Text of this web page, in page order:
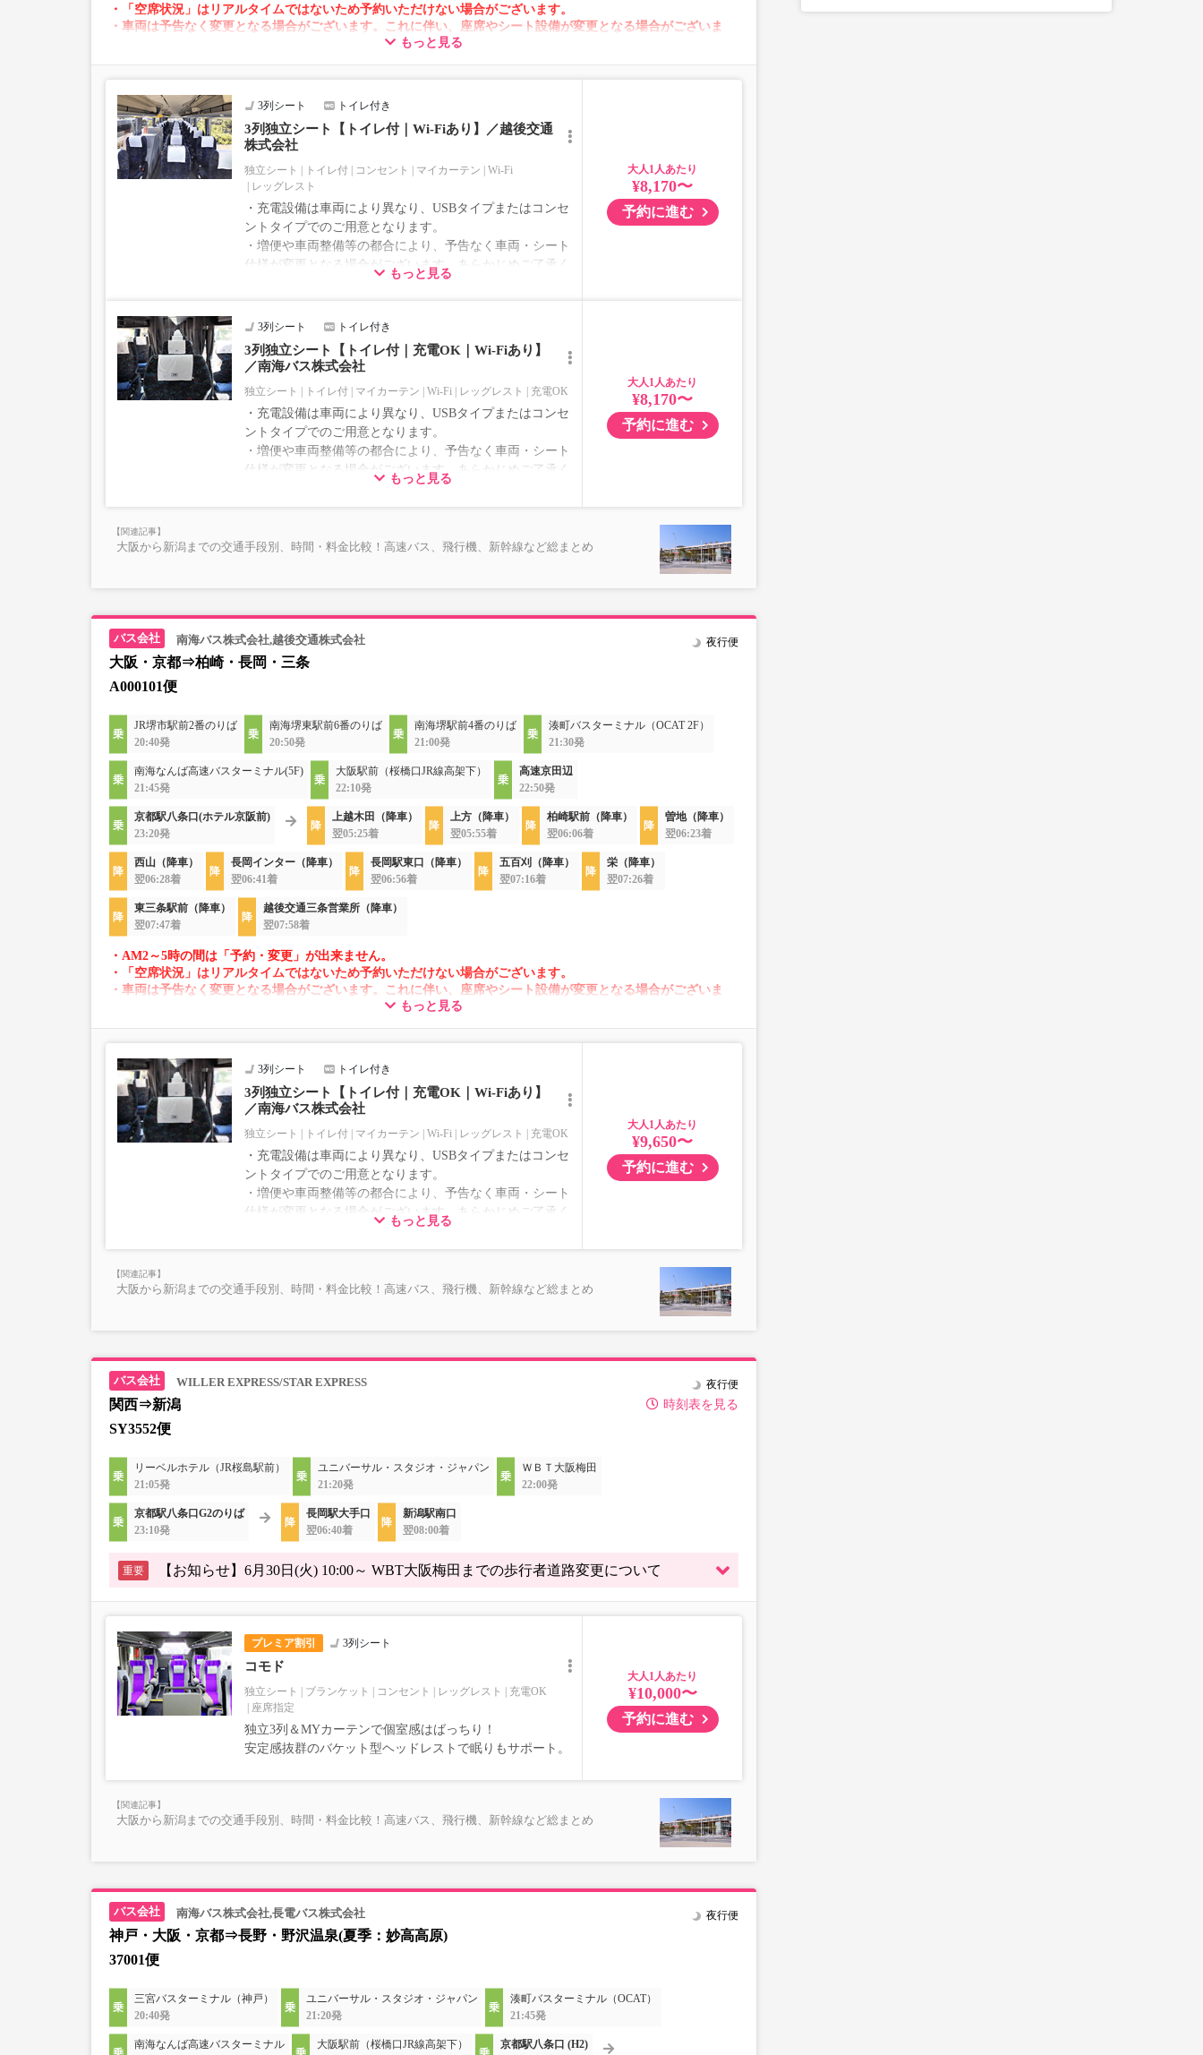
・「空席状況」はリアルタイムではないため予約いただけない場合がございます。
・車両は予告なく変更となる場合がございます。これに伴い、座席やシート設備が変更となる場合がございま
もっと見る
3列シート トイレ付き
3列独立シート【トイレ付｜Wi-Fiあり】／越後交通
株式会社
独立シート トイレ付 コンセント マイカーテン
Wi-Fi
レッグレスト
・充電設備は車両により異なり、USBタイプまたはコンセ
ントタイプでのご用意となります。
・増便や車両整備等の都合により、予告なく車両・シート
仕様が変更となる場合がございます。あらかじめご了承く
もっと見る
大人
¥8,170〜
予約に進む
3列シート トイレ付き
3列独立シート【トイレ付｜充電OK｜Wi-Fiあり】
／南海バス株式会社
独立シート トイレ付 マイカーテン Wi-Fi レッグレスト 充電OK
・充電設備は車両により異なり、USBタイプまたはコンセ
ントタイプでのご用意となります。
・増便や車両整備等の都合により、予告なく車両・シート
仕様が変更となる場合がございます。あらかじめご了承く
もっと見る
大人
¥8,170〜
予約に進む
大阪から新潟までの交通手段別、時間・料金比較！高速バス、飛行機、新幹線など総まとめ
南海バス株式会社,越後交通株式会社
大阪・京都⇒柏崎・長岡・三条
A000101便
夜行便
JR堺市駅前2番のりば
20:40発
南海堺東駅前6番のりば
20:50発
南海堺駅前4番のりば
21:00発
湊町バスターミナル（OCAT 2F）
21:30発
南海なんば高速バスターミナル(5F)
21:45発
大阪駅前（桜橋口JR線高架下）
22:10発
高速京田辺
22:50発
京都駅八条口(ホテル京阪前)
23:20発
上越木田（降車）
翌05:25着
上方（降車）
翌05:55着
柏崎駅前（降車）
翌06:06着
曽地（降車）
翌06:23着
西山（降車）
翌06:28着
長岡インター（降車）
翌06:41着
長岡駅東口（降車）
翌06:56着
五百刈（降車）
翌07:16着
栄（降車）
翌07:26着
東三条駅前（降車）
翌07:47着
越後交通三条営業所（降車）
翌07:58着
・AM2～5時の間は「予約・変更」が出来ません。
・「空席状況」はリアルタイムではないため予約いただけない場合がございます。
・車両は予告なく変更となる場合がございます。これに伴い、座席やシート設備が変更となる場合がございま
もっと見る
3列シート トイレ付き
3列独立シート【トイレ付｜充電OK｜Wi-Fiあり】
／南海バス株式会社
独立シート トイレ付 マイカーテン Wi-Fi レッグレスト 充電OK
・充電設備は車両により異なり、USBタイプまたはコンセ
ントタイプでのご用意となります。
・増便や車両整備等の都合により、予告なく車両・シート
仕様が変更となる場合がございます。あらかじめご了承く
もっと見る
大人
¥9,650〜
予約に進む
大阪から新潟までの交通手段別、時間・料金比較！高速バス、飛行機、新幹線など総まとめ
WILLER EXPRESS/STAR EXPRESS
関西⇒新潟
SY3552便
時刻表を見る
夜行便
リーベルホテル（JR桜島駅前）
21:05発
ユニバーサル・スタジオ・ジャパン
21:20発
ＷＢＴ大阪梅田
22:00発
京都駅八条口G2のりば
23:10発
長岡駅大手口
翌06:40着
新潟駅南口
翌08:00着
重要 【お知らせ】6月30日(火) 10:00～ WBT大阪梅田までの歩行者道路変更について
プレミア割引 3列シート
コモド
独立シート ブランケット コンセント レッグレスト
充電OK
座席指定
独立3列＆MYカーテンで個室感はばっちり！
安定感抜群のバケット型ヘッドレストで眠りもサポート。
大人
¥10,000〜
予約に進む
大阪から新潟までの交通手段別、時間・料金比較！高速バス、飛行機、新幹線など総まとめ
南海バス株式会社,長電バス株式会社
神戸・大阪・京都⇒長野・野沢温泉(夏季：妙高高原)
37001便
夜行便
三宮バスターミナル（神戸）
20:40発
ユニバーサル・スタジオ・ジャパン
21:20発
湊町バスターミナル（OCAT）
21:45発
南海なんば高速バスターミナル 大阪駅前（桜橋口JR線高架下） 京都駅八条口 (H2)